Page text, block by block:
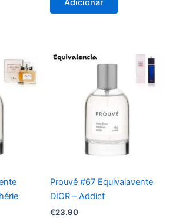
Prouvé #67 Equivalavente
DIOR – Addict
€23.90